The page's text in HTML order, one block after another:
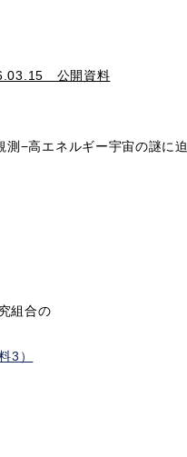
公開資料
測−高エネルギー宇宙の謎に迫
組合の
3）